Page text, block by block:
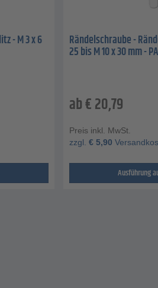
- M 3 x 6 Rändelschraube -
25 bis M 10 x 30 mm -
ab€20,79
Preis inkl. MwSt.
zzgl. € 5,90
Ausführung